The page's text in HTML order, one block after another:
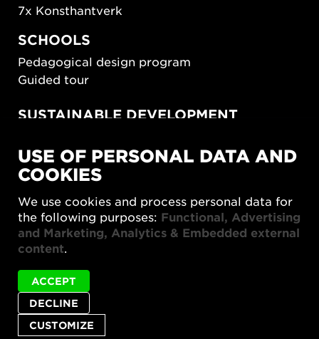
Status
message
Digital föreläsning Formslaget (1)75 år! is not
available in English.
7x Konsthantverk
SCHOOLS
Pedagogical design program
Guided tour
SUSTAINABLE DEVELOPMENT
SUSTAINORDIC
Share Future Living
What Matter_s
Privacy policy
Cookie settings
© 2026 Form/Design Center
USE OF PERSONAL DATA AND
COOKIES
We use cookies and process personal data for
the following purposes: Functional, Advertising
and Marketing, Analytics & Embedded external
content.
CUSTOMIZE
DECLINE
ACCEPT